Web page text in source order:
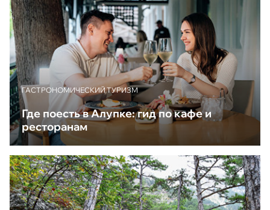
ГАСТРОНОМИЧЕСКИЙ ТУРИЗМ
Где поесть в Алупке: гид по кафе и
ресторанам